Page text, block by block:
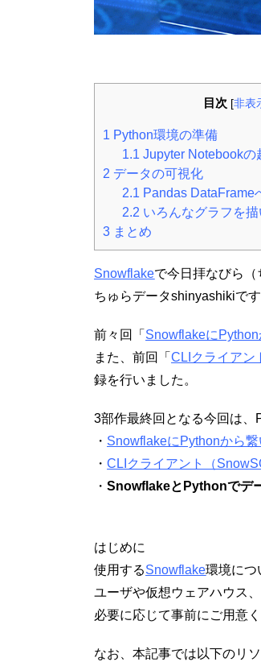
目次 [非表
1 Python環境の準備
1.1 Jupyter Notebookの
2 データの可視化
2.1 Pandas DataFrame
2.2 いろんなグラフを描
3 まとめ
Snowflakeで今日拝なびら（
ちゅらデータshinyashikiです
前々回「 SnowflakeにPython
また、前回「CLIクライアン
録を行いました。
3部作最終回となる今回は、
・ SnowflakeにPythonから繋
・CLIクライアント（
・SnowflakeとPythonでデ
はじめに
使用するSnowflake環境につ
ユーザや仮想ウェアハウス
必要に応じて事前にご用意く
なお、本記事では以下のリ